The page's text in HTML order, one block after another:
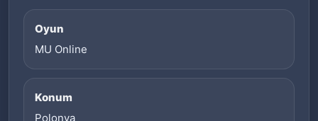
Oyun
MU Online
Konum
Polonya